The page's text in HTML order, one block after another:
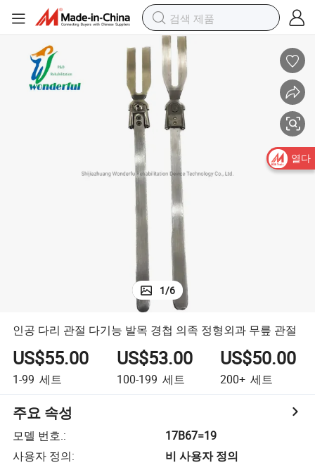
1/6
인공 다리 관절 다기능 발목 경첩 의족 정형외과 무릎 관절
US$55.00
1-99 세트
US$53.00
100-199 세트
US$50.00
200+ 세트
주요 속성
모델 번호.:
17B67=19
사용자 정의:
비 사용자 정의
열다